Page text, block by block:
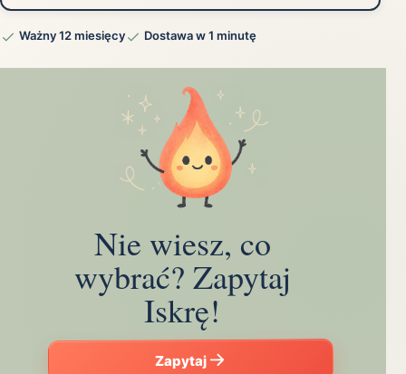
Ważny 12 miesięcy Dostawa w 1 minutę
Nie wiesz, co
wybrać? Zapytaj
Iskrę!
Zapytaj